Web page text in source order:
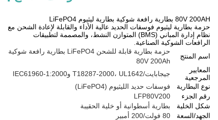
80V 200AH بطارية رافعة شوكية بطارية ليثيوم LiFePO4
حزمة بطارية ليثيوم فوسفات الحديد عالية الأداء والقابلة لإعادة الشحن مع
نظام إدارة المباني (BMS) المتوازن النشط، والمصممة لتطبيقات
الرافعات الشوكية الصناعية.
اسم المنتج
حزمة بطارية قابلة للشحن LiFePO4 بطارية رافعة شوكية
80V 200Ah
المعايير
المرجعية
جيجابايت/T18287-2000، UL1642 وIEC61960-1:2000
نوع البطارية
فوسفات حديد الليثيوم (LiFePO4)
رقم الجزء
LFP80V200
شكل الخلية
بطارية أسطوانية أو خلية الحقيبة
الجهد/السعة
80 فولت/200 أمبير